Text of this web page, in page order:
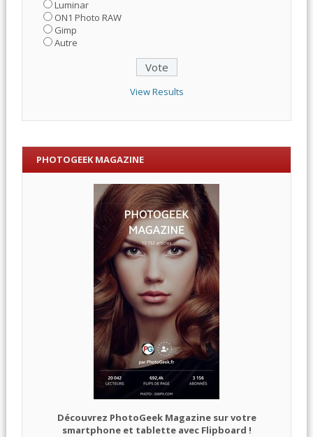
Luminar
ON1 Photo RAW
Gimp
Autre
View Results
PHOTOGEEK MAGAZINE
Découvrez PhotoGeek Magazine sur votre
smartphone et tablette avec Flipboard !